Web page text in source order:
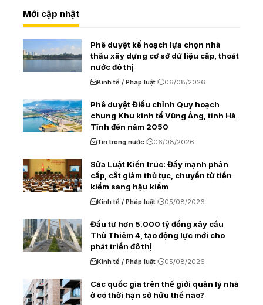
Mới cập nhật
Phê duyệt kế hoạch lựa chọn nhà
thầu xây dựng cơ sở dữ liệu cấp, thoát
nước đô thị
Kinh tế / Pháp luật 06/08/2026
Phê duyệt Điều chỉnh Quy hoạch
chung Khu kinh tế Vũng Áng, tỉnh Hà
Tĩnh đến năm 2050
Tin trong nước 06/08/2026
Sửa Luật Kiến trúc: Đẩy mạnh phân
cấp, cắt giảm thủ tục, chuyển từ tiền
kiểm sang hậu kiểm
Kinh tế / Pháp luật 05/08/2026
Đầu tư hơn 5.000 tỷ đồng xây cầu
Thủ Thiêm 4, tạo động lực mới cho
phát triển đô thị
Kinh tế / Pháp luật 05/08/2026
Các quốc gia trên thế giới quản lý nhà
ở có thời hạn sở hữu thế nào?